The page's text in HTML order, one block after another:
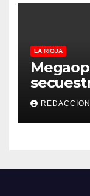
LA RIOJA
destino